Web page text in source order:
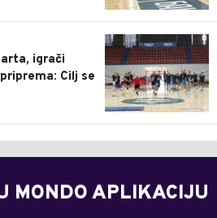
0
igrači
Cilj se
MONDO APLIKACIJU